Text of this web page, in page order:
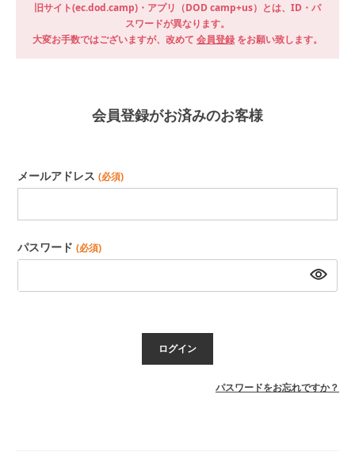
旧サイト(ec.dod.camp)・アプリ（DOD camp+us）とは、ID・パ
スワードが異なります。
大変お手数ではございますが、改めて 会員登録 をお願い致します。
会員登録がお済みのお客様
メールアドレス (必須)
パスワード (必須)
ログイン
パスワードをお忘れですか？